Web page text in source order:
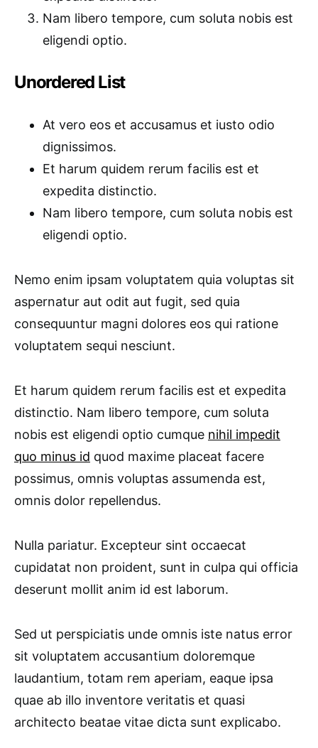
Nam libero tempore, cum soluta nobis est
eligendi optio.
Unordered List
At vero eos et accusamus et iusto odio
dignissimos.
Et harum quidem rerum facilis est et
expedita distinctio.
Nam libero tempore, cum soluta nobis est
eligendi optio.
Nemo enim ipsam voluptatem quia voluptas sit
aspernatur aut odit aut fugit, sed quia
consequuntur magni dolores eos qui ratione
voluptatem sequi nesciunt.
Et harum quidem rerum facilis est et expedita
distinctio. Nam libero tempore, cum soluta
nobis est eligendi optio cumque nihil impedit
quo minus id quod maxime placeat facere
possimus, omnis voluptas assumenda est,
omnis dolor repellendus.
Nulla pariatur. Excepteur sint occaecat
cupidatat non proident, sunt in culpa qui officia
deserunt mollit anim id est laborum.
Sed ut perspiciatis unde omnis iste natus error
sit voluptatem accusantium doloremque
laudantium, totam rem aperiam, eaque ipsa
quae ab illo inventore veritatis et quasi
architecto beatae vitae dicta sunt explicabo.